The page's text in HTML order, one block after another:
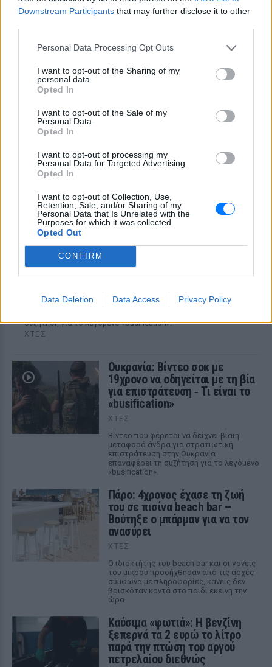
Downstream Participants that may further disclose it to other
Personal Data Processing Opt Outs
I want to opt-out of the Sharing of my
personal data.
Opted In
I want to opt-out of the Sale of my
Personal Data.
Opted In
I want to opt-out of processing my
Personal Data for Targeted Advertising.
Opted In
I want to opt-out of Collection, Use,
Retention, Sale, and/or Sharing of my
Personal Data that Is Unrelated with the
Purposes for which it was collected.
Opted Out
CONFIRM
Data Deletion Data Access Privacy Policy
ιδιοκτήτης, δηλωμένος ως
ναυαγοσώστης, παραπέμπεται στον
εισαγγελέα
Τροχαίο στη λεωφόρο
συνέτριψε μηχανή της ΔΙΑΣ ‑
Το περιστατικό σημειώθηκε στο
τραυματιών εμπνέει ανησυχία.
Ουκρανία: Βίντεο σοκ με 19χρονο να οδηγείται
με τη βία για επιστράτευση ‑ Τι είναι το
Βίντεο που φέρεται να δείχνει βίαιη μεταφορά άνδρα για
συζήτηση για το λεγόμενο «busification».
ΧΤΕΣ
Ουκρανία: Βίντεο σοκ με
19χρονο να οδηγείται με τη βία
για επιστράτευση ‑ Τι είναι το
«busification»
ΧΤΕΣ
Βίντεο που φέρεται να δείχνει βίαιη
μεταφορά άνδρα για στρατιωτική
επιστράτευση στην Ουκρανία
επαναφέρει τη συζήτηση για το λεγόμενο
«busification».
Πάρο: 4χρονος έχασε τη ζωή
του σε πισίνα beach bar –
Βούτηξε ο μπάρμαν για να τον
ανασύρει
ΧΤΕΣ
Ο ιδιοκτήτης του beach bar και οι γονείς
του μικρού προσήχθησαν από τις αρχές -
σύμφωνα με πληροφορίες, κανείς δεν
βρισκόταν κοντά στο παιδί εκείνη την
ώρα
Καύσιμα «φωτιά»: Η βενζίνη
ξεπερνά τα 2 ευρώ το λίτρο
παρά την πτώση του αργού
πετρελαίου διεθνώς